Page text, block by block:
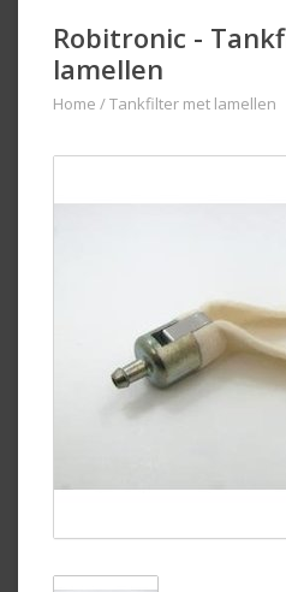
Robitronic -
lamellen
Home /Tankfilter met lamellen